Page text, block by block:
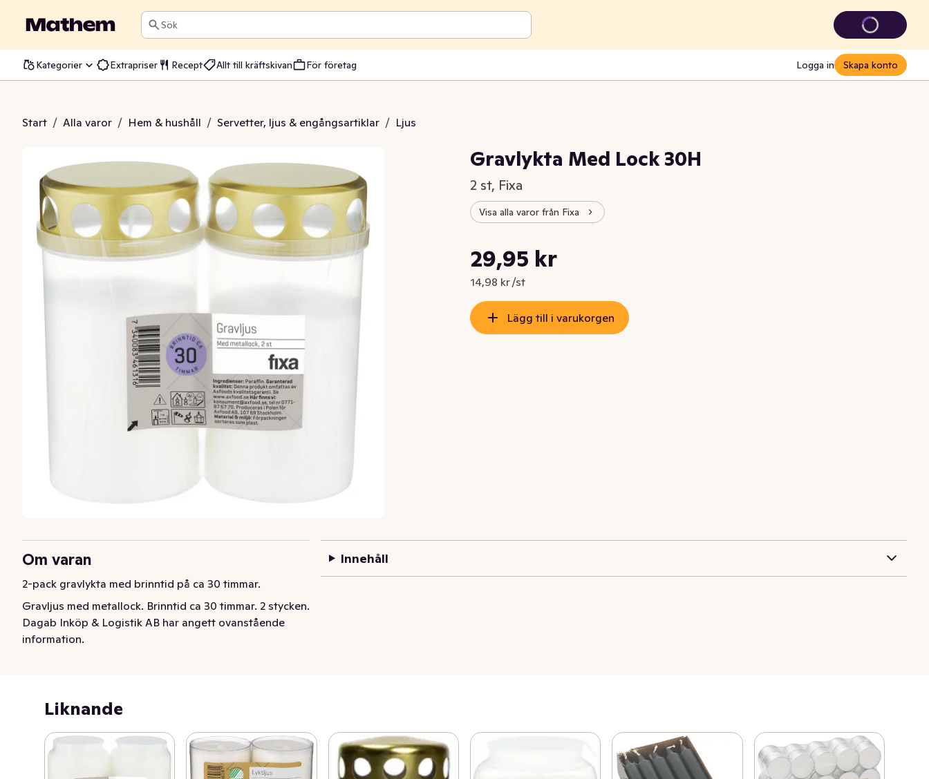
Sök
Kategorier Extrapriser Recept Allt till kräftskivan För företag Logga in Skapa konto
Start / Alla varor / Hem & hushåll / Servetter, ljus & engångsartiklar / Ljus
Med Lock 30H
Gravlykta Med Lock 30H
2 st, Fixa
Visa alla varor från Fixa
Nuvarande pris är: 29,95 kr
29,95 kr
14,98 kr /st
Styckpris: 14,98 kr /st
Lägg till i varukorgen
Om varan
2-pack gravlykta med brinntid på ca 30 timmar.
Gravljus med metallock. Brinntid ca 30 timmar. 2 stycken.
Dagab Inköp & Logistik AB har angett ovanstående
information.
Innehåll
Liknande